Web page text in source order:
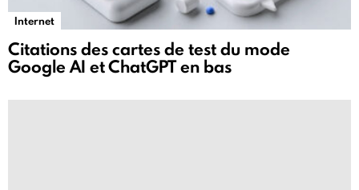
Internet
Citations des cartes de test du mode
Google AI et ChatGPT en bas